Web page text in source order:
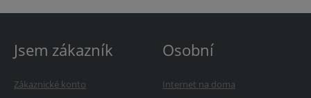
Jsem zákazník
Zákaznické konto
Osobní
Internet na doma